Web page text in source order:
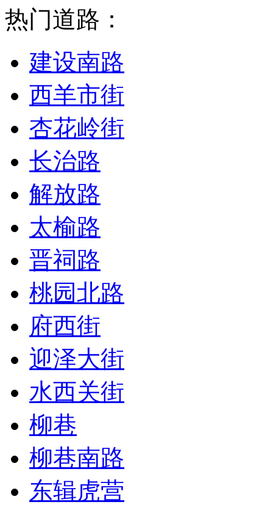
热门道路：
建设南路
西羊市街
杏花岭街
长治路
解放路
太榆路
晋祠路
桃园北路
府西街
迎泽大街
水西关街
柳巷
柳巷南路
东辑虎营